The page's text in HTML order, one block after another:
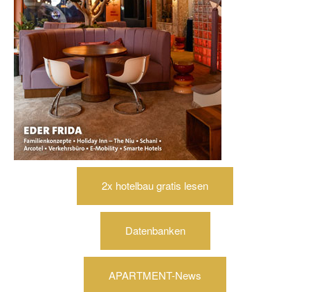
2x hotelbau gratis lesen
Datenbanken
APARTMENT-News